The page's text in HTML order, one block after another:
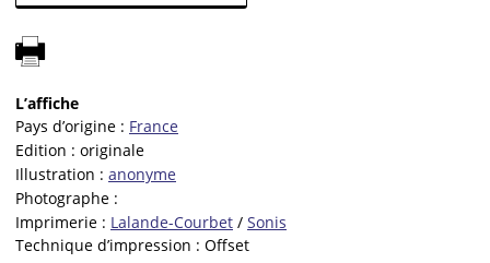
L’affiche
Pays d’origine : France
Edition : originale
Illustration : anonyme
Photographe :
Imprimerie : Lalande-Courbet / Sonis
Technique d’impression : Offset